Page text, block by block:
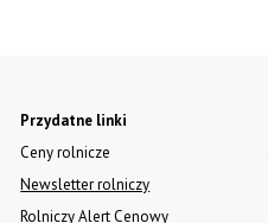
Przydatne linki
Ceny rolnicze
Newsletter rolniczy
Rolniczy Alert Cenowy